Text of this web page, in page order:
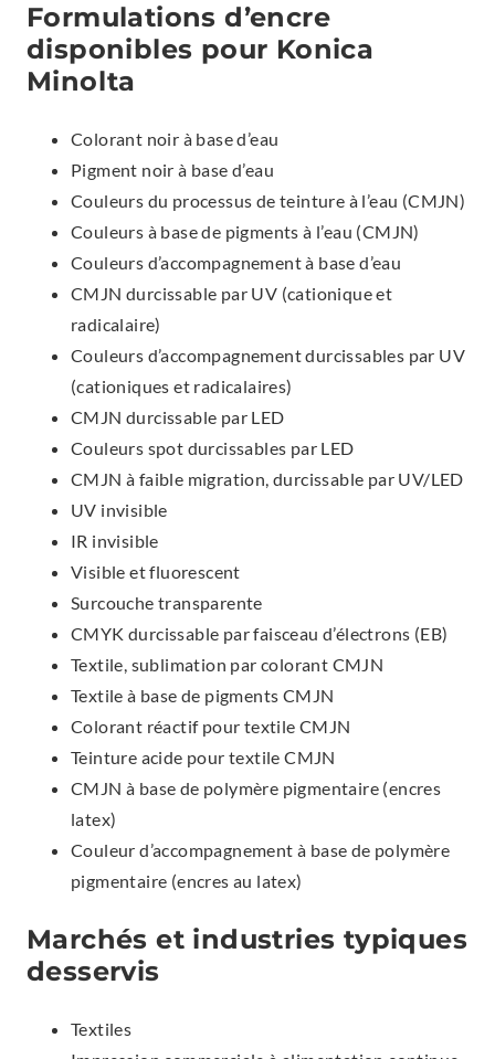
Formulations d’encre
disponibles pour Konica
Minolta
Colorant noir à base d’eau
Pigment noir à base d’eau
Couleurs du processus de teinture à l’eau (CMJN)
Couleurs à base de pigments à l’eau (CMJN)
Couleurs d’accompagnement à base d’eau
CMJN durcissable par UV (cationique et
radicalaire)
Couleurs d’accompagnement durcissables par UV
(cationiques et radicalaires)
CMJN durcissable par LED
Couleurs spot durcissables par LED
CMJN à faible migration, durcissable par UV/LED
UV invisible
IR invisible
Visible et fluorescent
Surcouche transparente
CMYK durcissable par faisceau d’électrons (EB)
Textile, sublimation par colorant CMJN
Textile à base de pigments CMJN
Colorant réactif pour textile CMJN
Teinture acide pour textile CMJN
CMJN à base de polymère pigmentaire (encres
latex)
Couleur d’accompagnement à base de polymère
pigmentaire (encres au latex)
Marchés et industries typiques
desservis
Textiles